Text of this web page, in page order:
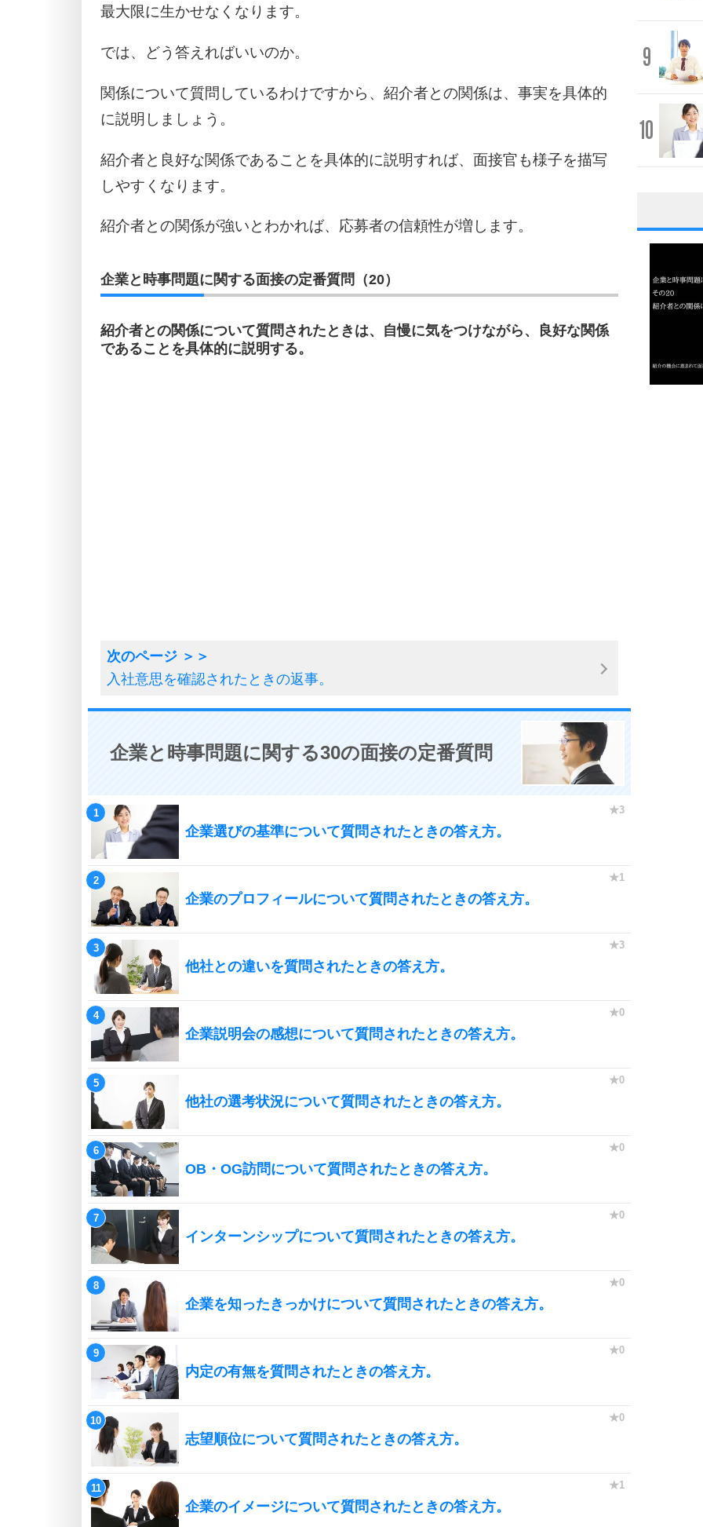
最大限に生かせなくなります。
では、どう答えればいいのか。
関係について質問しているわけですから、紹介者との関係は、事実を具体的
に説明しましょう。
紹介者と良好な関係であることを具体的に説明すれば、面接官も様子を描写
しやすくなります。
紹介者との関係が強いとわかれば、応募者の信頼性が増します。
企業と時事問題に関する面接の定番質問（20）
紹介者との関係について質問されたときは、自慢に気をつけながら、良好な関係
であることを具体的に説明する。
入社意思を確認されたときの返事。
企業と時事問題に関する30の面接の定番質問
企業選びの基準について質問されたときの答え方。
企業のプロフィールについて質問されたときの答え方。
他社との違いを質問されたときの答え方。
企業説明会の感想について質問されたときの答え方。
他社の選考状況について質問されたときの答え方。
OB・OG訪問について質問されたときの答え方。
インターンシップについて質問されたときの答え方。
企業を知ったきっかけについて質問されたときの答え方。
内定の有無を質問されたときの答え方。
志望順位について質問されたときの答え方。
企業のイメージについて質問されたときの答え方。
9
10
1
3